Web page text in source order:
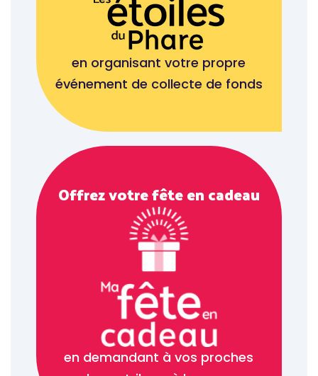
en organisant votre propre
événement de collecte de fonds
Offrez votre fête en cadeau
en demandant à vos proches